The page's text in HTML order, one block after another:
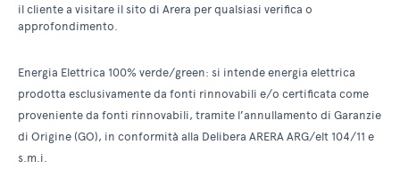
il cliente a visitare il sito di Arera per qualsiasi verifica o
approfondimento.
Energia Elettrica 100% verde/green: si intende energia elettrica
prodotta esclusivamente da fonti rinnovabili e/o certificata come
proveniente da fonti rinnovabili, tramite l’annullamento di Garanzie
di Origine (GO), in conformità alla Delibera ARERA ARG/elt 104/11 e
s.m.i.